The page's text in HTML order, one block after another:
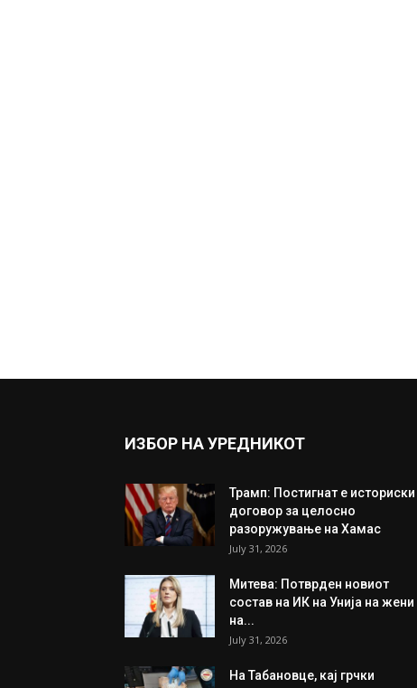
ИЗБОР НА УРЕДНИКОТ
Трамп: Постигнат е историски
договор за целосно
разоружување на Хамас
July 31, 2026
Митева: Потврден новиот
состав на ИК на Унија на жени
на...
July 31, 2026
На Табановце, кај грчки